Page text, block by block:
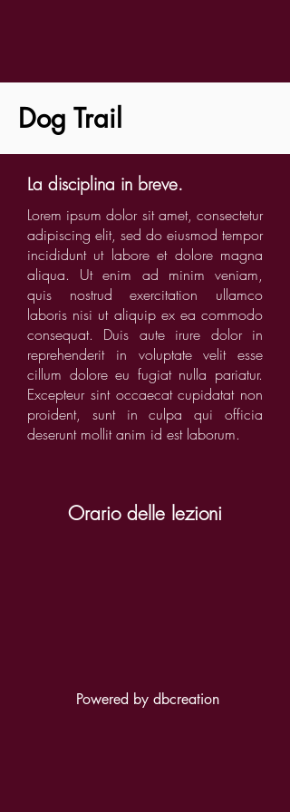
Dog Trail
La disciplina in breve.
Lorem ipsum dolor sit amet, consectetur
adipiscing elit, sed do eiusmod tempor
incididunt ut labore et dolore magna
aliqua. Ut enim ad minim veniam,
quis nostrud exercitation ullamco
laboris nisi ut aliquip ex ea commodo
consequat. Duis aute irure dolor in
reprehenderit in voluptate velit esse
cillum dolore eu fugiat nulla pariatur.
Excepteur sint occaecat cupidatat non
proident, sunt in culpa qui officia
deserunt mollit anim id est laborum.
Orario delle lezioni
Powered by dbcreation